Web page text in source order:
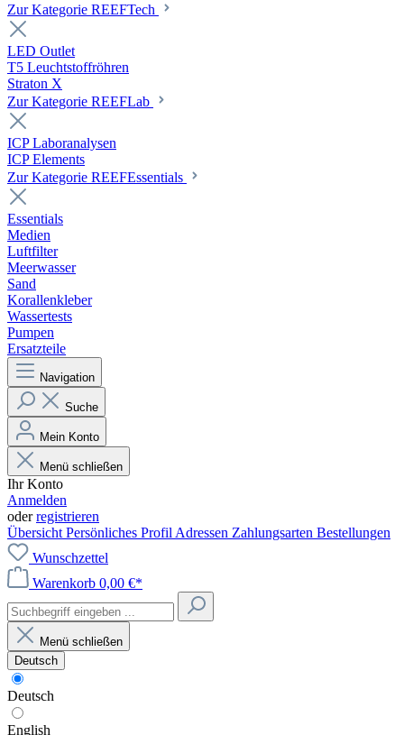
Zur Kategorie REEFTech
LED Outlet
T5 Leuchtstoffröhren
Straton X
Zur Kategorie REEFLab
ICP Laboranalysen
ICP Elements
Zur Kategorie REEFEssentials
Essentials
Medien
Luftfilter
Meerwasser
Sand
Korallenkleber
Wassertests
Pumpen
Ersatzteile
Navigation
Suche
Mein Konto
Menü schließen
Ihr Konto
Anmelden
oderregistrieren
Übersicht Persönliches Profil Adressen Zahlungsarten Bestellungen
Wunschzettel
Warenkorb 0,00 €*
Menü schließen
Deutsch
Deutsch
English